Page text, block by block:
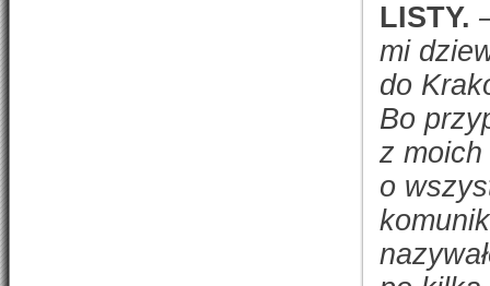
LISTY.
mi
do
Bo
z moich
o